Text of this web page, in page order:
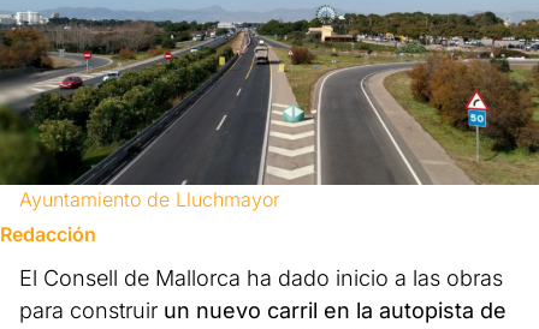
Ayuntamiento de Lluchmayor
Redacción
El Consell de Mallorca ha dado inicio a las obras
para construir un nuevo carril en la autopista de